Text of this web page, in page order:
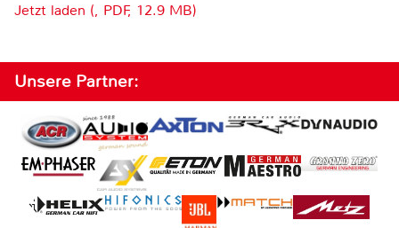
Jetzt laden (, PDF, 12.9 MB)
Unsere Partner: